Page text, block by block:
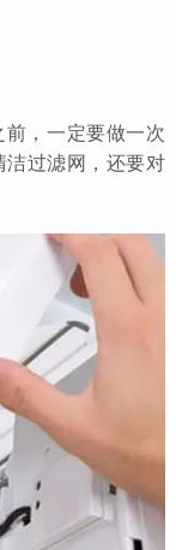
，一定要做一次
过滤网，还要对